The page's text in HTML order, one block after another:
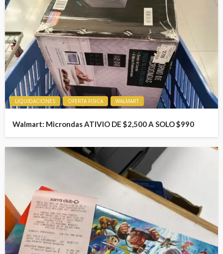
LIQUIDACIONES OFERTA FISICA WALMART
Walmart: Microndas ATIVIO DE $2,500 A SOLO $990